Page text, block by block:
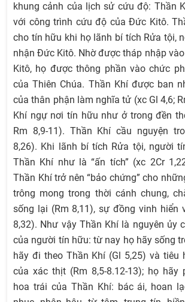
khung cảnh của lịch sử cứu độ: Thần
với công trình cứu độ của Đức Kitô.
cho tín hữu khi họ lãnh bí tích Rửa tội,
nhận Đức Kitô. Nhờ được tháp nhập
Kitô, họ được thông phần vào chức
của Thiên Chúa. Thần Khí được ban
của thân phận làm nghĩa tử (xc Gl 4,6;
Khí ngự nơi tín hữu như ở trong đền
Rm 8,9-11). Thần Khí cầu nguyện
8,26). Khi lãnh bí tích Rửa tội, người
Thần Khí như là “ấn tích” (xc 2Cr
Thần Khí trở nên “bảo chứng” cho
trông mong trong thời cánh chung,
sống lại (Rm 8,11), sự đồng vinh hiển
8,32). Như vậy Thần Khí là nguyên ủy
của người tín hữu: từ nay họ hãy sống
hãy đi theo Thần Khí (Gl 5,25) và tiêu
của xác thịt (Rm 8,5-8.12-13); họ hãy
hoa trái của Thần Khí: bác ái, hoan